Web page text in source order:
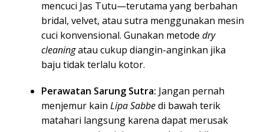
mencuci Jas Tutu—terutama yang berbahan
bridal, velvet, atau sutra menggunakan mesin
cuci konvensional. Gunakan metode dry
cleaningatau cukup diangin-anginkan jika
baju tidak terlalu kotor.
Perawatan Sarung Sutra: Jangan pernah
menjemur kain Lipa Sabbedi bawah terik
matahari langsung karena dapat merusak